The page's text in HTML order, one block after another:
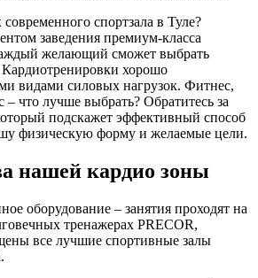
спортзала в Туле?
заведения премиум-класса
желающий сможет выбрать
Кардиотренировки хорошо
видами силовых нагрузок. Фитнес,
– что лучше выбрать? Обратитесь за
подскажет эффективный способ
физическую форму и желаемые цели.
нашей кардио зоны
оборудование – занятия проходят на
тренажерах PRECOR,
все лучшие спортивные залы